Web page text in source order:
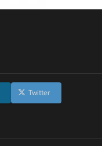
Twitter